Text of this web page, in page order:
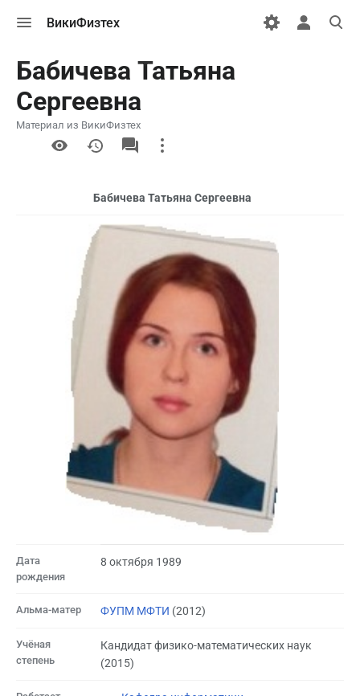
меню
ВикиФизтех
Открыть
поиск
Бабичева Татьяна
Сергеевна
Материал из ВикиФизтех
More
actions
Бабичева Татьяна Сергеевна
Дата
рождения
8 октября 1989
Альма-матер ФУПМ МФТИ (2012)
Учёная
степень
Кандидат физико-математических наук
(2015)